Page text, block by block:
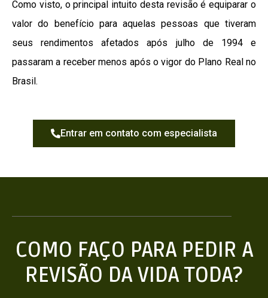
Como visto, o principal intuito desta revisão é equiparar o
valor do benefício para aquelas pessoas que tiveram
seus rendimentos afetados após julho de 1994 e
passaram a receber menos após o vigor do Plano Real no
Brasil.
Entrar em contato com especialista
COMO FAÇO PARA PEDIR A
REVISÃO DA VIDA TODA?